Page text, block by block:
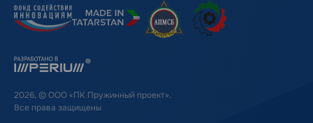
2026, © ООО «ПК Пружинный проект».
Все права защищены